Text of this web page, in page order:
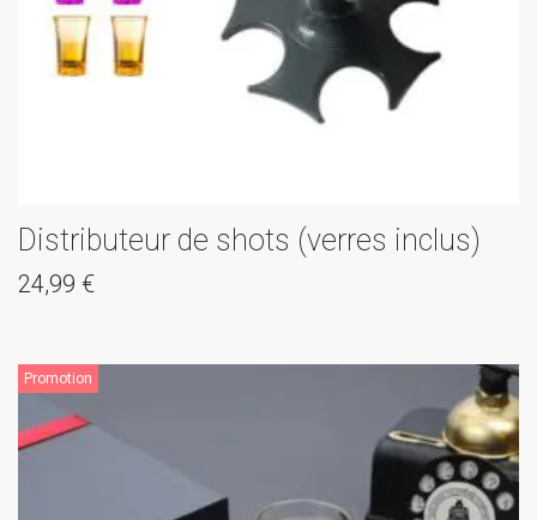
Distributeur de shots (verres inclus)
24,99 €
Promotion